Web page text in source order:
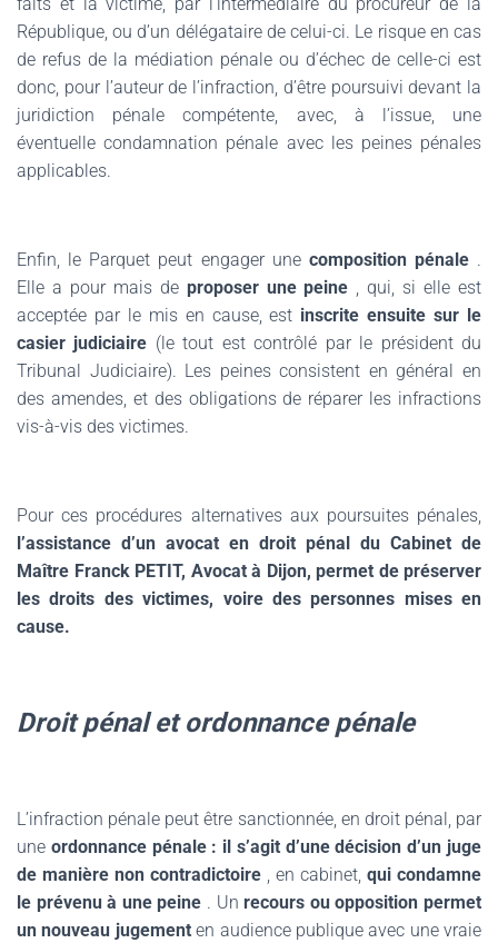
République, ou d’un délégataire de celui-ci. Le risque en cas
de refus de la médiation pénale ou d’échec de celle-ci est
donc, pour l’auteur de l’infraction, d’être poursuivi devant la
juridiction pénale compétente, avec, à l’issue, une
éventuelle condamnation pénale avec les peines pénales
applicables.
Enfin, le Parquet peut engager une composition pénale.
Elle a pour mais de proposer une peine , qui, si elle est
acceptée par le mis en cause, est inscrite ensuite sur le
casier judiciaire (le tout est contrôlé par le président du
Tribunal Judiciaire). Les peines consistent en général en
des amendes, et des obligations de réparer les infractions
vis-à-vis des victimes.
Pour ces procédures alternatives aux poursuites pénales,
l’assistance d’un avocat en droit pénal du Cabinet de
Maître Franck PETIT, Avocat à Dijon, permet de préserver
les droits des victimes, voire des personnes mises en
cause.
Droit pénal et ordonnance pénale
L’infraction pénale peut être sanctionnée, en droit pénal, par
une ordonnance pénale : il s’agit d’une décision d’un juge
de manière non contradictoire , en cabinet, qui condamne
le prévenu à une peine . Unrecours ou opposition permet
un nouveau jugementen audience publique avec une vraie